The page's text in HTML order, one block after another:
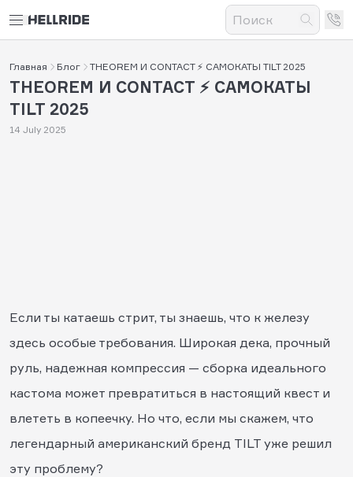
Главная Блог THEOREM И CONTACT ⚡ САМОКАТЫ TILT 2025
THEOREM И CONTACT ⚡ САМОКАТЫ
TILT 2025
14 July 2025
Если ты катаешь стрит, ты знаешь, что к железу
здесь особые требования. Широкая дека, прочный
руль, надежная компрессия — сборка идеального
кастома может превратиться в настоящий квест и
влететь в копеечку. Но что, если мы скажем, что
легендарный американский бренд TILT уже решил
эту проблему?